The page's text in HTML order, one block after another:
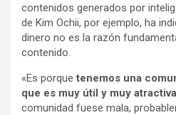
contenidos generados por
de Kim Ochii, por ejemplo, ha
dinero no es la razón
contenido.
«Es porquetenemos una
que es muy útil y muy atractiva
comunidad fuese mala,